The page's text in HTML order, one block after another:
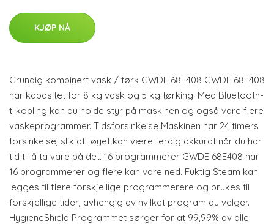
KJØP NÅ
Grundig kombinert vask / tørk GWDE 68E408 GWDE 68E408
har kapasitet for 8 kg vask og 5 kg tørking. Med Bluetooth-
tilkobling kan du holde styr på maskinen og også vare flere
vaskeprogrammer. Tidsforsinkelse Maskinen har 24 timers
forsinkelse, slik at tøyet kan være ferdig akkurat når du har
tid til å ta vare på det. 16 programmerer GWDE 68E408 har
16 programmerer og flere kan vare ned. Fuktig Steam kan
legges til flere forskjellige programmerere og brukes til
forskjellige tider, avhengig av hvilket program du velger.
HygieneShield Programmet sørger for at 99,99% av alle